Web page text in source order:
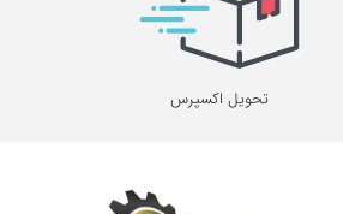
تحویل اکسپرس